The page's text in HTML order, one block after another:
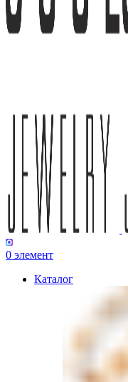
0 элемент
Каталог